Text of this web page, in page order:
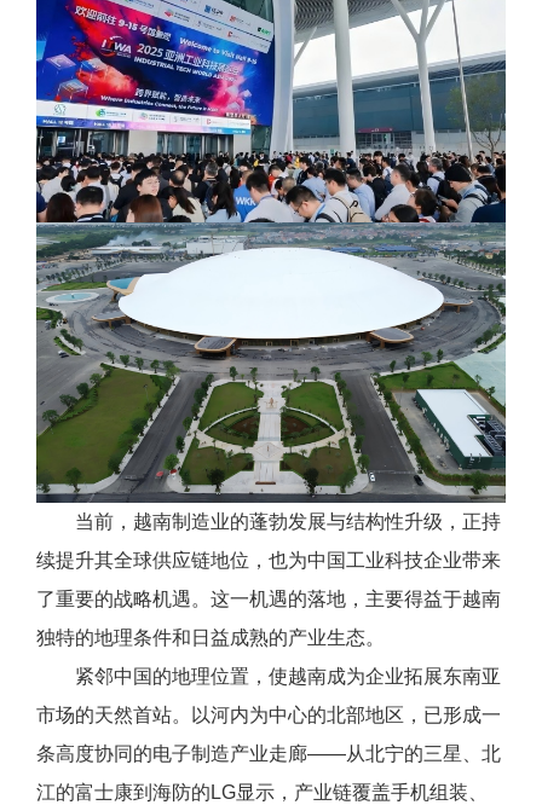
当前，越南制造业的蓬勃发展与结构性升级，正持
续提升其全球供应链地位，也为中国工业科技企业带来
了重要的战略机遇。这一机遇的落地，主要得益于越南
独特的地理条件和日益成熟的产业生态。
紧邻中国的地理位置，使越南成为企业拓展东南亚
市场的天然首站。以河内为中心的北部地区，已形成一
条高度协同的电子制造产业走廊——从北宁的三星、北
江的富士康到海防的LG显示，产业链覆盖手机组装、